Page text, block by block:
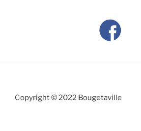
Copyright © 2022 Bougetaville